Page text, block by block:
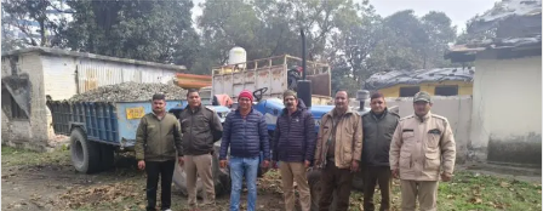
n
d
a
n
e
m
a